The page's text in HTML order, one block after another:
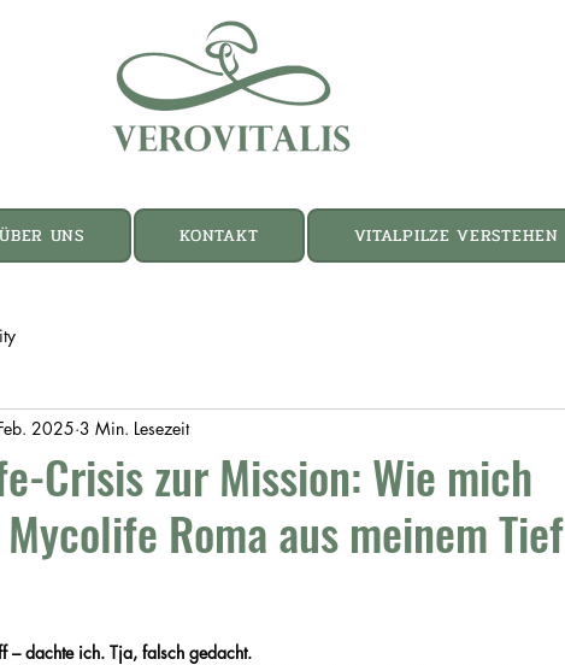
ÜBER UNS KONTAKT VITALPILZE VERSTEHEN
Crisis zur Mission: Wie mich
Roma aus meinem Tief
2025 3 Min. Lesezeit
– dachte ich. Tja, falsch gedacht.